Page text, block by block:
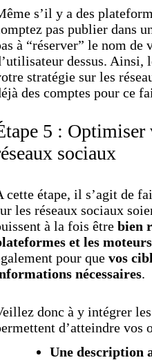
s’il y a des
pas publier dans
à “réserver” le nom de
dessus. Ainsi,
stratégie sur les
des comptes pour ce
5 :
sociaux
cette étape, il s’agit de
les réseaux sociaux
à la fois êtrebien
et les
pour quevos
nécessaires.
donc à y intégrer
d’atteindre vos
Une description